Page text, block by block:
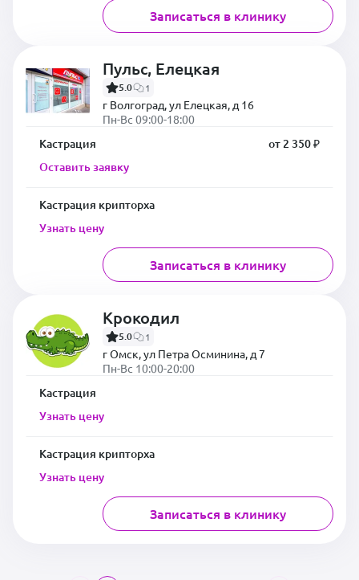
Записаться в клинику
Пульс, Елецкая
5.0 1
г Волгоград, ул Елецкая, д 16
Пн-Вс 09:00-18:00
Кастрация
от 2 350 ₽
Оставить заявку
Кастрация крипторха
Узнать цену
Записаться в клинику
Крокодил
5.0 1
г Омск, ул Петра Осминина, д 7
Пн-Вс 10:00-20:00
Кастрация
Узнать цену
Кастрация крипторха
Узнать цену
Записаться в клинику